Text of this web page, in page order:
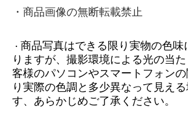
・商品画像の無断転載禁止
・ 商品写真はできる限り実物の色味
りますが、 撮影環境による光の当
客様のパソコンやスマートフォンの
り実際の色調と多少異なって見え
す、あらかじめご了承ください。